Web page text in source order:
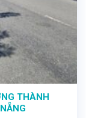
THÀNH